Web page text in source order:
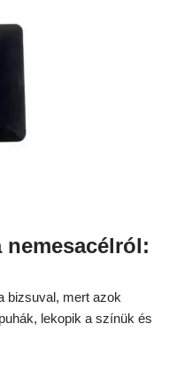
bizsuval, mert azok
lekopik a színük és